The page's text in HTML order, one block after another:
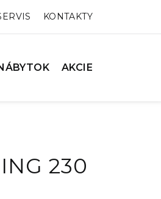
KONTAKTY
AKCIE
230